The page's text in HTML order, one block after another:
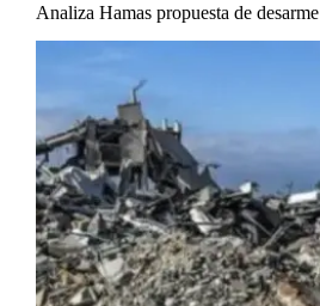
Analiza Hamas propuesta de desarme